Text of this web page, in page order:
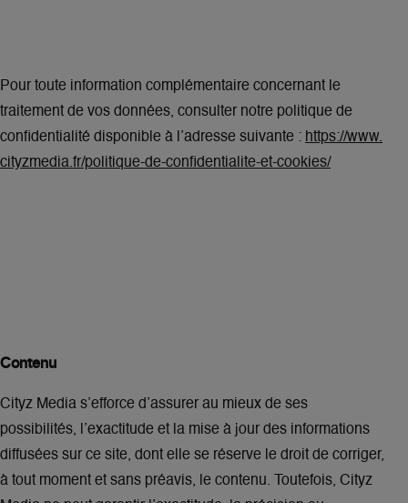
Pour toute information complémentaire concernant le
traitement de vos données, consulter notre politique de
confidentialité disponible à l’adresse suivante : https://www.
cityzmedia.fr/politique-de-confidentialite-et-cookies/
Contenu
Cityz Media s’efforce d’assurer au mieux de ses
possibilités, l’exactitude et la mise à jour des informations
diffusées sur ce site, dont elle se réserve le droit de corriger,
à tout moment et sans préavis, le contenu. Toutefois, Cityz